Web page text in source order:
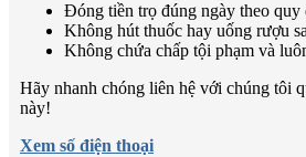
Đóng tiền trọ đúng ngày theo quy
Không hút thuốc hay uống rượu
Không chứa chấp tội phạm và
Hãy nhanh chóng liên hệ với chúng tôi
này!
Xem số điện thoại